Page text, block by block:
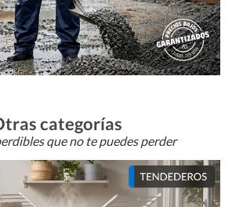
categorías
que no te puedes perder